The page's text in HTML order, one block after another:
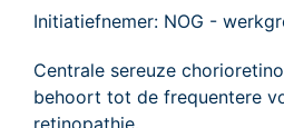
Initiatiefnemer: NOG -
Centrale sereuze
behoort tot de frequentere
retinopathie.